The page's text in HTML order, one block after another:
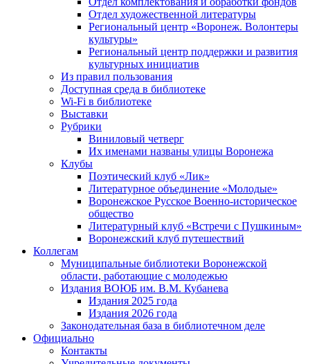
Отдел художественной литературы
Региональный центр «Воронеж. Волонтеры
культуры»
Региональный центр поддержки и развития
культурных инициатив
Из правил пользования
Доступная среда в библиотеке
Wi-Fi в библиотеке
Выставки
Рубрики
Виниловый четверг
Их именами названы улицы Воронежа
Клубы
Поэтический клуб «Лик»
Литературное объединение «Молодые»
Воронежское Русское Военно-историческое
общество
Литературный клуб «Встречи с Пушкиным»
Воронежский клуб путешествий
Коллегам
Муниципальные библиотеки Воронежской
области, работающие с молодежью
Издания ВОЮБ им. В.М. Кубанева
Издания 2025 года
Издания 2026 года
Законодательная база в библиотечном деле
Официально
Контакты